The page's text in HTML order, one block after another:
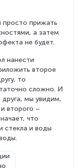
просто прижать
а затем
не будет.
нанести
второе
то
сложно. И
мы увидим,
второго –
что
стекла и воды